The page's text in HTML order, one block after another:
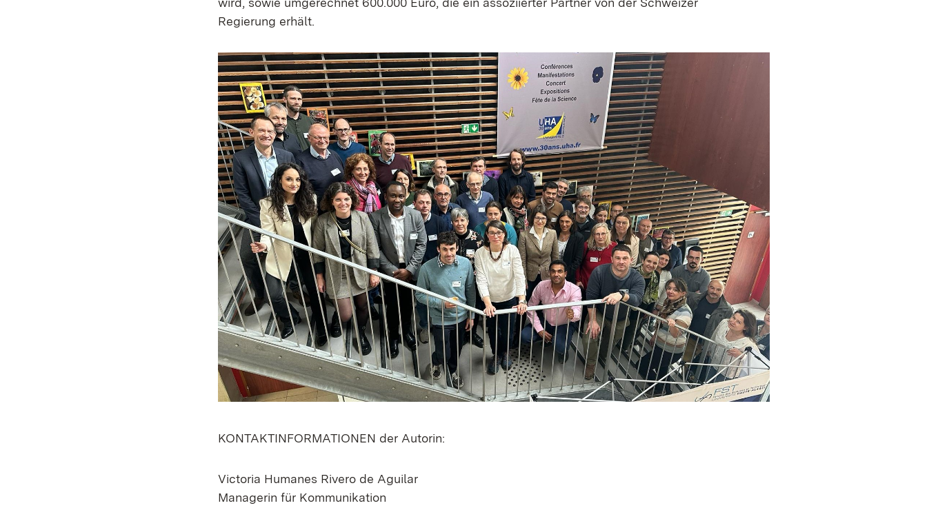
Regierung erhält.
KONTAKTINFORMATIONEN der Autorin:
Victoria Humanes Rivero de Aguilar
Managerin für Kommunikation